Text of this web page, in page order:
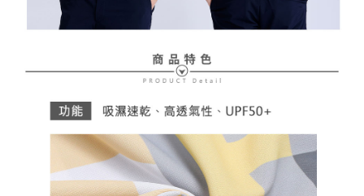
４．使用「AFTEE先享後付」時，將依據個別帳號之用戶狀況，依本公司即
時審查核予不同之上限額度；若仍有額度不足之情形，本公司將視審查結果
恩沛科技股份有限公司將有權停止該用戶之使用額度並採取法律行動。